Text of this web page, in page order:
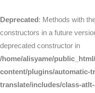
Deprecated: Methods with
constructors in a future
deprecated constructor in
/home/alisyame/
content/plugins/automatic-
translate/includes/class-